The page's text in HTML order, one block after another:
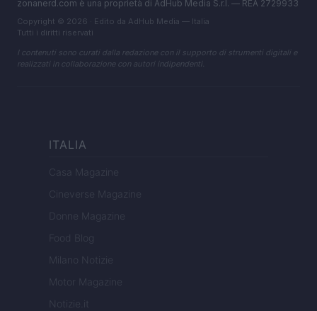
zonanerd.com è una proprietà di AdHub Media S.r.l. — REA 2729933
Copyright © 2026 · Edito da AdHub Media — Italia
Tutti i diritti riservati
I contenuti sono curati dalla redazione con il supporto di strumenti digitali e
realizzati in collaborazione con autori indipendenti.
ITALIA
Casa Magazine
Cineverse Magazine
Donne Magazine
Food Blog
Milano Notizie
Motor Magazine
Notizie.it